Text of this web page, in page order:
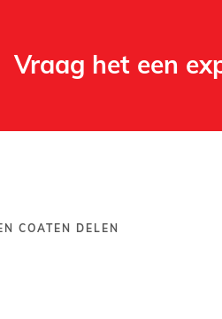
Vraag het een
COATEN DELEN